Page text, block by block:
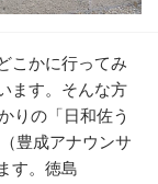
こかに行ってみ
ます。そんな方
りの「日和佐う
豊成アナウンサ
す。徳島